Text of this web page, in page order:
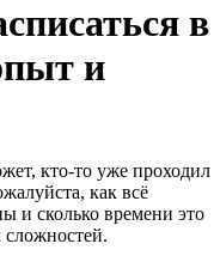
в
и
кто-то уже проходил
как всё
и сколько времени это
сложностей.